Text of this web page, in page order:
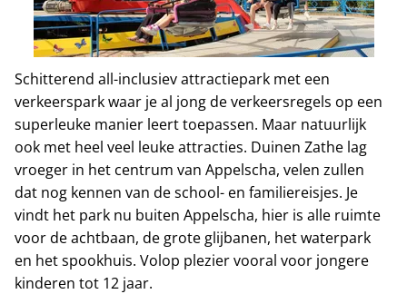
Schitterend all-inclusiev attractiepark met een
verkeerspark waar je al jong de verkeersregels op een
superleuke manier leert toepassen. Maar natuurlijk
ook met heel veel leuke attracties. Duinen Zathe lag
vroeger in het centrum van Appelscha, velen zullen
dat nog kennen van de school- en familiereisjes. Je
vindt het park nu buiten Appelscha, hier is alle ruimte
voor de achtbaan, de grote glijbanen, het waterpark
en het spookhuis. Volop plezier vooral voor jongere
kinderen tot 12 jaar.